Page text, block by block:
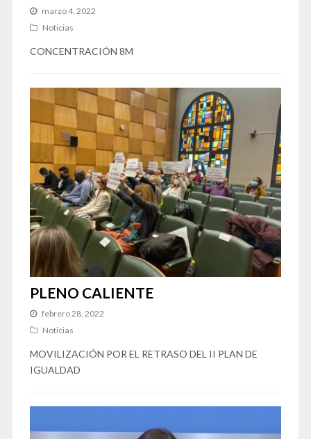
marzo 4, 2022
Noticias
CONCENTRACIÓN 8M
PLENO CALIENTE
febrero 28, 2022
Noticias
MOVILIZACIÓN POR EL RETRASO DEL II PLAN DE
IGUALDAD